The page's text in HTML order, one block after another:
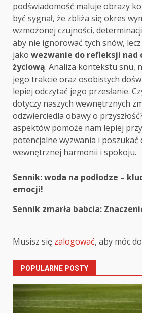
podświadomość maluje obrazy
być sygnał, że zbliża się okres
wzmożonej czujności,
aby nie ignorować tych snów,
jako wezwanie do refleksji nad
życiową. Analiza kontekstu snu,
jego trakcie oraz osobistych
lepiej odczytać jego przesłanie.
dotyczy naszych wewnętrznych
odzwierciedla obawy o
aspektów pomoże nam lepiej
potencjalne wyzwania i poszukać
wewnętrznej harmonii i spokoju.
Post
navigation
Sennik: woda na podłodze –
emocji!
Sennik zmarła babcia:
Musisz się zalogować, aby móc
POPULARNE POSTY